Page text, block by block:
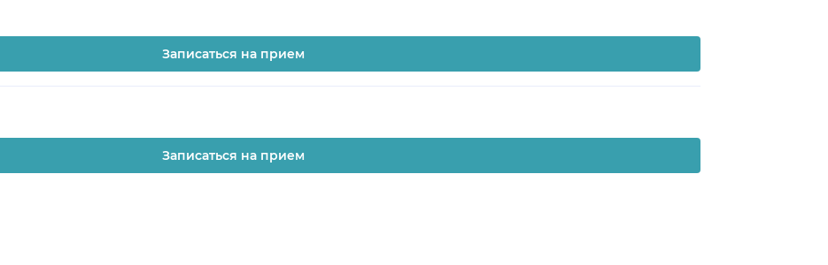
Записаться на прием
Записаться на прием